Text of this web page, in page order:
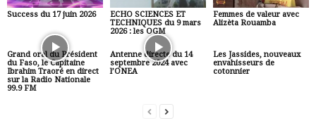
Success du 17 juin 2026
ECHO SCIENCES ET
TECHNIQUES du 9 mars
2026 : les OGM
Femmes de valeur avec
Alizèta Rouamba
Grand oral du Président
du Faso, le Capitaine
Ibrahim Traoré en direct
sur la Radio Nationale
99.9 FM
Antenne directe du 14
septembre 2024 avec
l’ONEA
Les Jassides, nouveaux
envahisseurs de
cotonnier